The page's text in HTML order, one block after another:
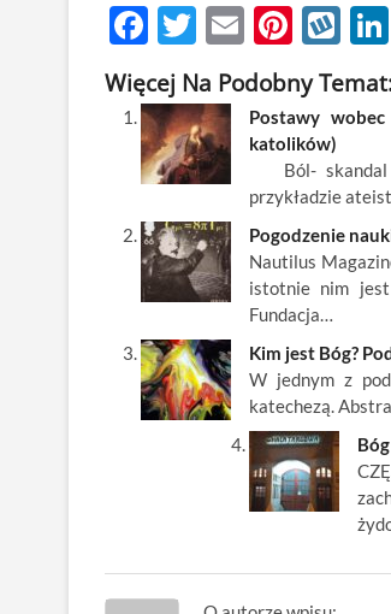
F
ac
e
b
o
o
k
T
w
itt
er
E
m
ail
Pi
nt
er
es
t
W
k
p
Więcej Na Podobny
Postawy
katolików)
Ból- skandal
przykładzie
Pogodzenie
Nautilus
istotnie nim jest
Fundacja…
Kim jest Bóg?
W jednym z
katechezą.